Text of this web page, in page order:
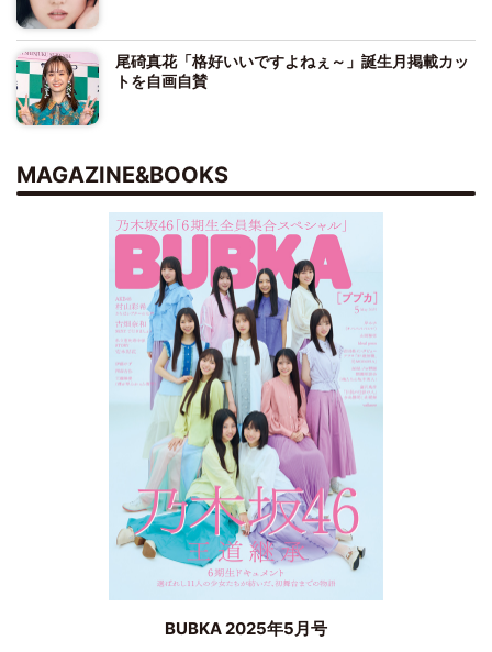
尾碕真花「格好いいですよねぇ～」誕生月掲載カッ
トを自画自賛
MAGAZINE&BOOKS
BUBKA 2025年5月号